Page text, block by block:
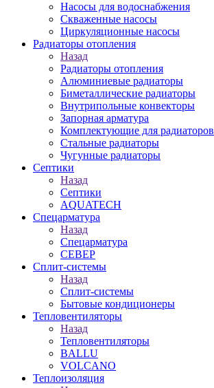
Насосы для водоснабжения
Скваженные насосы
Циркуляционные насосы
Радиаторы отопления
Назад
Радиаторы отопления
Алюминиевые радиаторы
Биметаллические радиаторы
Внутрипольные конвекторы
Запорная арматура
Комплектующие для радиаторов
Стальные радиаторы
Чугунные радиаторы
Септики
Назад
Септики
AQUATECH
Спецарматура
Назад
Спецарматура
СЕВЕР
Сплит-системы
Назад
Сплит-системы
Бытовые кондиционеры
Тепловентиляторы
Назад
Тепловентиляторы
BALLU
VOLCANO
Теплоизоляция